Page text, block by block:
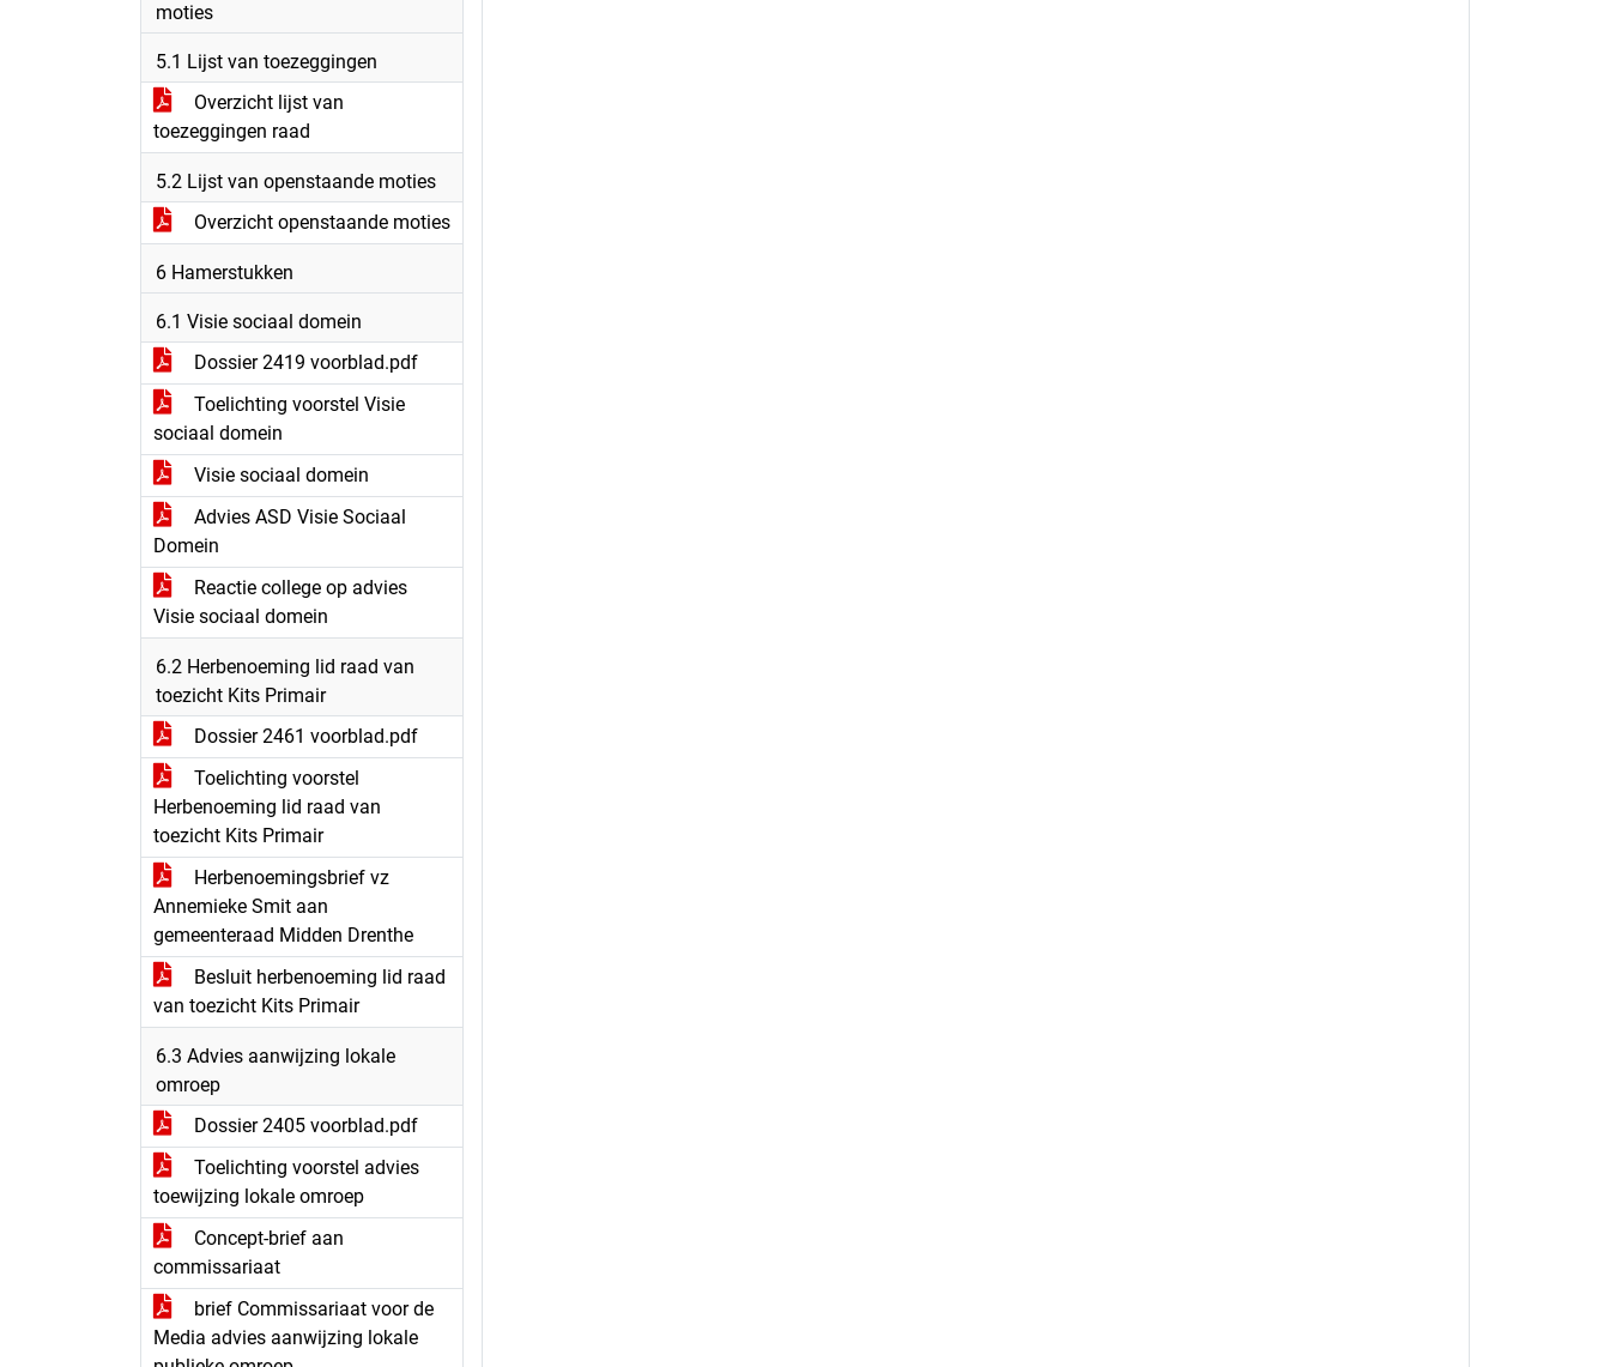
moties
5.1 Lijst van toezeggingen
Overzicht lijst van
toezeggingen raad
5.2 Lijst van openstaande moties
Overzicht openstaande moties
6 Hamerstukken
6.1 Visie sociaal domein
Dossier 2419 voorblad.pdf
Toelichting voorstel Visie
sociaal domein
Visie sociaal domein
Advies ASD Visie Sociaal
Domein
Reactie college op advies
Visie sociaal domein
6.2 Herbenoeming lid raad van
toezicht Kits Primair
Dossier 2461 voorblad.pdf
Toelichting voorstel
Herbenoeming lid raad van
toezicht Kits Primair
Herbenoemingsbrief vz
Annemieke Smit aan
gemeenteraad Midden Drenthe
Besluit herbenoeming lid raad
van toezicht Kits Primair
6.3 Advies aanwijzing lokale
omroep
Dossier 2405 voorblad.pdf
Toelichting voorstel advies
toewijzing lokale omroep
Concept-brief aan
commissariaat
brief Commissariaat voor de
Media advies aanwijzing lokale